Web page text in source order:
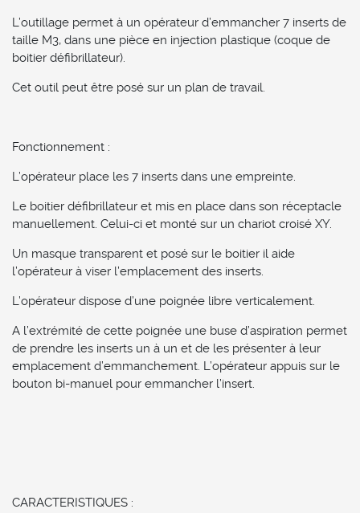
L’outillage permet à un opérateur d’emmancher 7 inserts de
taille M3, dans une pièce en injection plastique (coque de
boitier défibrillateur).
Cet outil peut être posé sur un plan de travail.
Fonctionnement :
L’opérateur place les 7 inserts dans une empreinte.
Le boitier défibrillateur et mis en place dans son réceptacle
manuellement. Celui-ci et monté sur un chariot croisé XY.
Un masque transparent et posé sur le boitier il aide
l’opérateur à viser l’emplacement des inserts.
L’opérateur dispose d’une poignée libre verticalement.
A l’extrémité de cette poignée une buse d’aspiration permet
de prendre les inserts un à un et de les présenter à leur
emplacement d’emmanchement. L’opérateur appuis sur le
bouton bi-manuel pour emmancher l’insert.
CARACTERISTIQUES :